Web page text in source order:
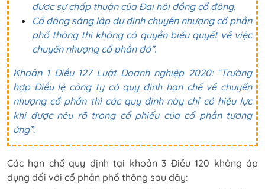
được sự chấp thuận của Đại hội đồng cổ đông.
Cổ đông sáng lập dự định chuyển nhượng cổ phần
phổ thông thì không có quyền biểu quyết về việc
chuyển nhượng cổ phần đó”.
Khoản 1 Điều 127 Luật Doanh nghiệp 2020: “Trường
hợp Điều lệ công ty có quy định hạn chế về chuyển
nhượng cổ phần thì các quy định này chỉ có hiệu lực
khi được nêu rõ trong cổ phiếu của cổ phần tương
ứng”.
Các hạn chế quy định tại khoản 3 Điều 120 không áp
dụng đối với cổ phần phổ thông sau đây: